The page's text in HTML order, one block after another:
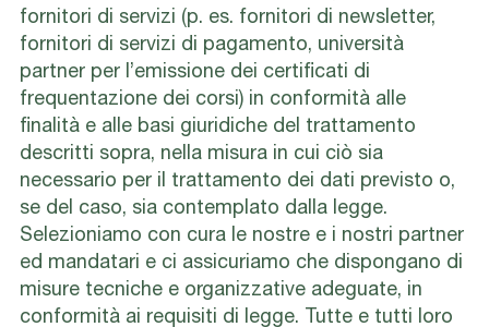
fornitori di servizi (p. es. fornitori di newsletter,
fornitori di servizi di pagamento, università
partner per l’emissione dei certificati di
frequentazione dei corsi) in conformità alle
finalità e alle basi giuridiche del trattamento
descritti sopra, nella misura in cui ciò sia
necessario per il trattamento dei dati previsto o,
se del caso, sia contemplato dalla legge.
Selezioniamo con cura le nostre e i nostri partner
ed mandatari e ci assicuriamo che dispongano di
misure tecniche e organizzative adeguate, in
conformità ai requisiti di legge. Tutte e tutti loro